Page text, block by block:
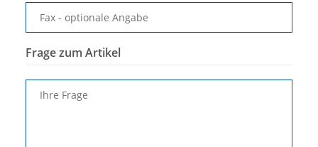
Fax - optionale Angabe
Frage zum Artikel
Ihre Frage